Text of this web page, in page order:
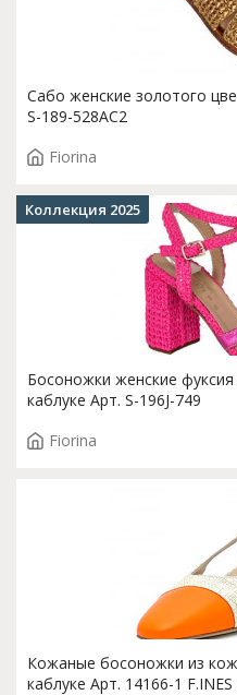
Сабо женские золотого
S-189-528AC2
Fiorina
Босоножки женские
каблуке Арт. S-196J-749
Fiorina
Коллекция 2025
Кожаные босоножки из
каблуке Арт. 14166-1 F.INES